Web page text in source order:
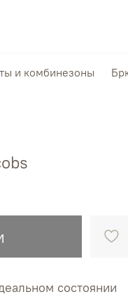
и комбинезоны
состоянии